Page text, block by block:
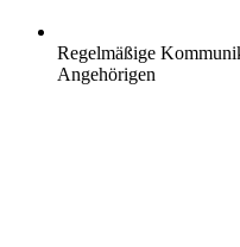
Regelmäßige
Angehörigen